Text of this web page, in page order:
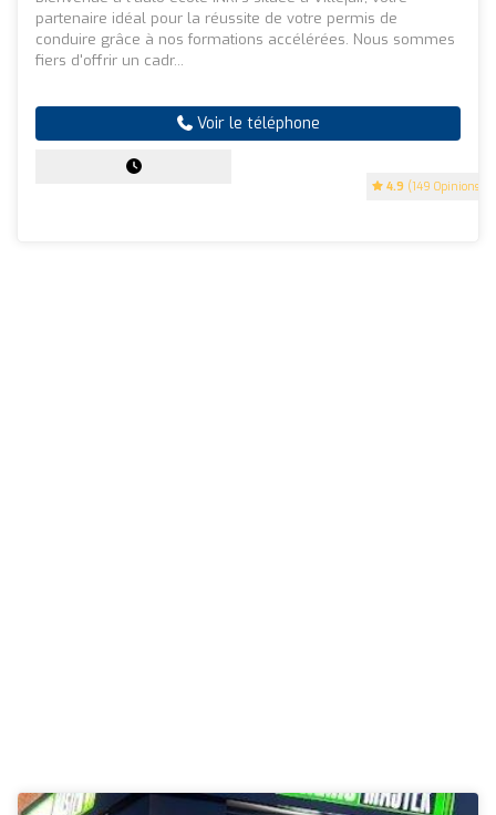
4.9 (149 Opinions)
partenaire idéal pour la réussite de votre permis de
conduire grâce à nos formations accélérées. Nous sommes
fiers d'offrir un cadr...
Voir le téléphone